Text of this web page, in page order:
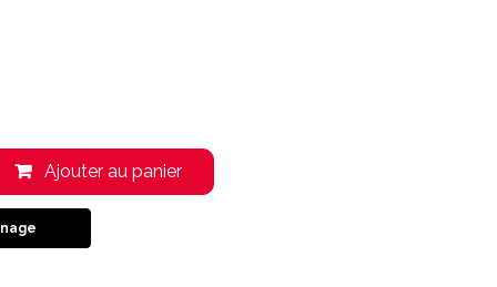
Ajouter au panier